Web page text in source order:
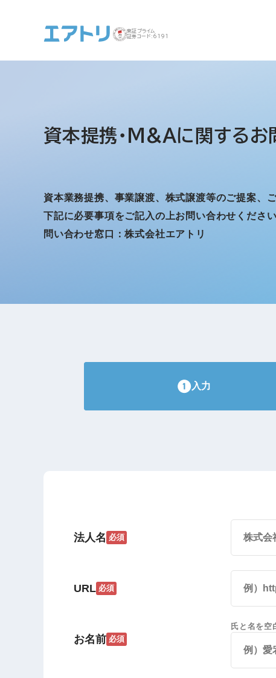
東証プライム
証券コード:6191
ップ
資本提携・M&Aに関するお
資本業務提携、事業譲渡、株式譲渡等のご提案、
下記に必要事項をご記入の上お問い合わせくださ
問い合わせ窓口：株式会社エアトリ
入力
法人名 必須
URL 必須
お名前 必須
氏と名を空